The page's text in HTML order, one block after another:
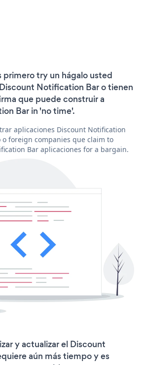
primero try un hágalo usted
Notification Bar o tienen
que puede construir a
Bar in 'no time'.
aplicaciones Discount Notification
foreign companies que claim to
Bar aplicaciones for a bargain.
y actualizar el Discount
aún más tiempo y es